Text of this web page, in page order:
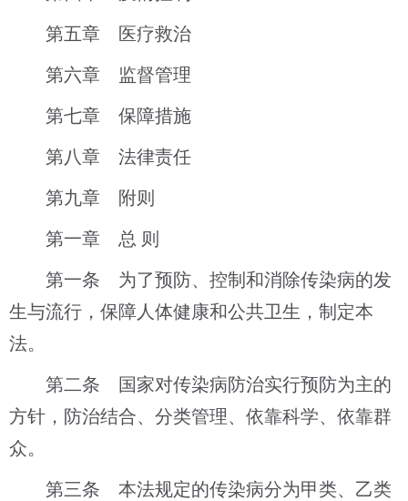
第五章 医疗救治
第六章 监督管理
第七章 保障措施
第八章 法律责任
第九章 附则
第一章 总 则
第一条 为了预防、控制和消除传染病的发
生与流行，保障人体健康和公共卫生，制定本
法。
第二条 国家对传染病防治实行预防为主的
方针，防治结合、分类管理、依靠科学、依靠群
众。
第三条 本法规定的传染病分为甲类、乙类